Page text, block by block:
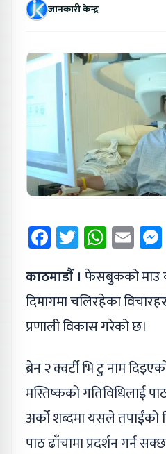
जानकारी केन्द्र
Facebook
Twitter
काठमाडौं । फेसबुकको माउ
दिमागमा चलिरहेका
प्रणाली विकास गरेको छ।
ब्रेन २ क्वर्टी भि टु नाम
मस्तिष्कको गतिविधिलाई
अर्को शब्दमा यसले तपाईंको
पाठ ढाँचामा प्रदर्शन गर्न